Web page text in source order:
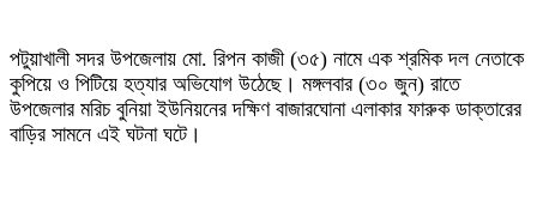
পটুয়াখালী সদর উপজেলায় মো. রিপন কাজী (৩৫) নামে এক শ্রমিক দল নেতাকে
কুপিয়ে ও পিটিয়ে হত্যার অভিযোগ উঠেছে। মঙ্গলবার (৩০ জুন) রাতে
উপজেলার মরিচ বুনিয়া ইউনিয়নের দক্ষিণ বাজারঘোনা এলাকার ফারুক ডাক্তারের
বাড়ির সামনে এই ঘটনা ঘটে।